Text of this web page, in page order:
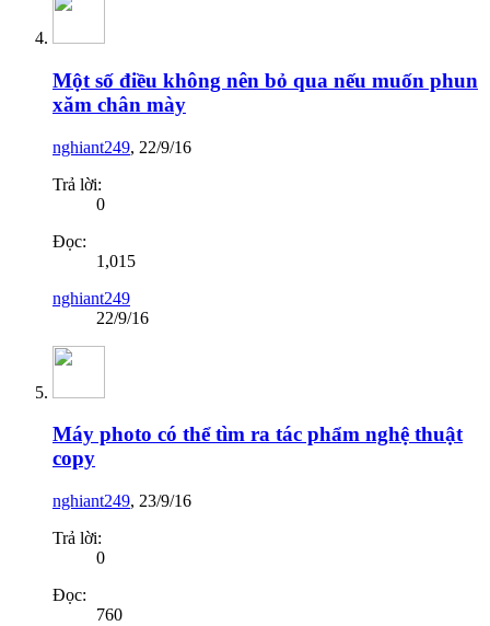
Một số điều không nên bỏ qua nếu muốn phun
xăm chân mày
nghiant249, 22/9/16
Trả lời:
0
Đọc:
1,015
nghiant249
22/9/16
Máy photo có thể tìm ra tác phẩm nghệ thuật
copy
nghiant249, 23/9/16
Trả lời:
0
Đọc:
760